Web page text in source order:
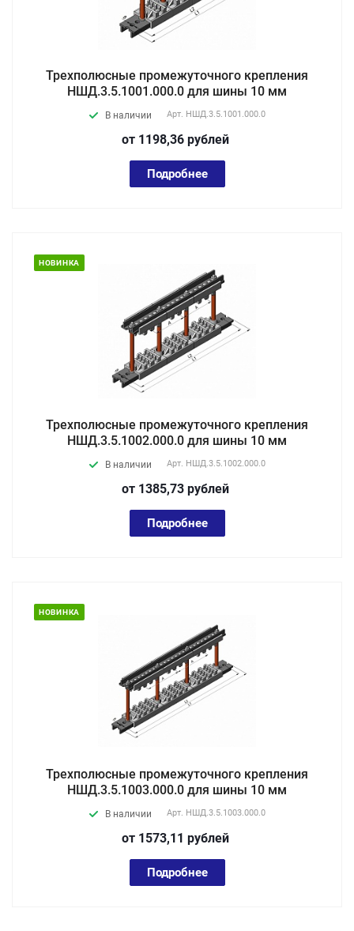
Трехполюсные промежуточного крепления
НШД.3.5.1001.000.0 для шины 10 мм
В наличии Арт. НШД.3.5.1001.000.0
от 1198,36 рублей
Подробнее
НОВИНКА
Трехполюсные промежуточного крепления
НШД.3.5.1002.000.0 для шины 10 мм
В наличии Арт. НШД.3.5.1002.000.0
от 1385,73 рублей
Подробнее
НОВИНКА
Трехполюсные промежуточного крепления
НШД.3.5.1003.000.0 для шины 10 мм
В наличии Арт. НШД.3.5.1003.000.0
от 1573,11 рублей
Подробнее